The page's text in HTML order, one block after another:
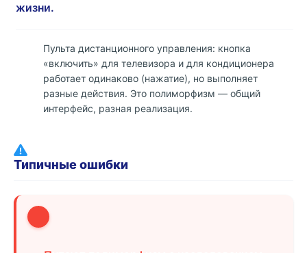
жизни.
Пульта дистанционного управления: кнопка
«включить» для телевизора и для кондиционера
работает одинаково (нажатие), но выполняет
разные действия. Это полиморфизм — общий
интерфейс, разная реализация.
Типичные ошибки